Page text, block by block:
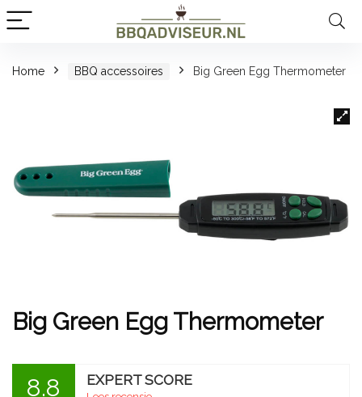
Home BBQ accessoires Big Green Egg Thermometer
Big Green Egg Thermometer
8.8 EXPERT SCORE